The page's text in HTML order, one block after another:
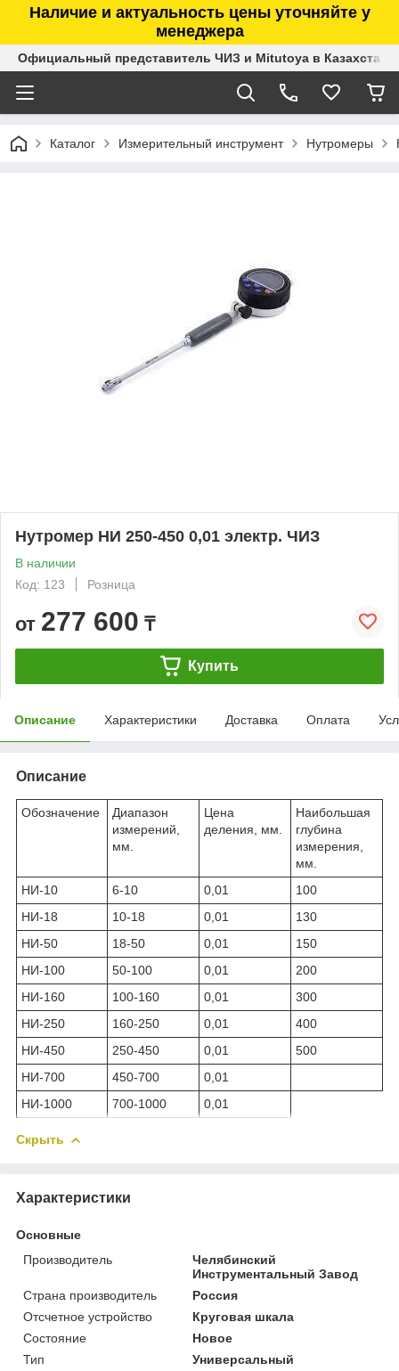
Наличие и актуальность цены уточняйте у
менеджера
Официальный представитель ЧИЗ и Mitutoya в Казахстане
Каталог Измерительный инструмент Нутромеры
Нутромер НИ 250-450 0,01 электр. ЧИЗ
В наличии
Код: 123
Розница
от 277 600 ₸
Купить
Описание Характеристики Доставка Оплата
Описание
Обозначение
Диапазон
измерений,
мм.
Цена
деления, мм.
Наибольшая
глубина
измерения,
мм.
НИ-10
6-10 0,01
100
НИ-18
10-18 0,01
130
НИ-50
18-50 0,01
150
НИ-100
50-100 0,01
200
НИ-160
100-160 0,01
300
НИ-250
160-250 0,01
400
НИ-450
250-450 0,01
500
НИ-700
450-700
0,01
НИ-1000
700-1000 0,01
Скрыть
Характеристики
Основные
Производитель
Челябинский
Инструментальный Завод
Страна производитель
Россия
Отсчетное устройство
Круговая шкала
Состояние
Новое
Тип
Универсальный